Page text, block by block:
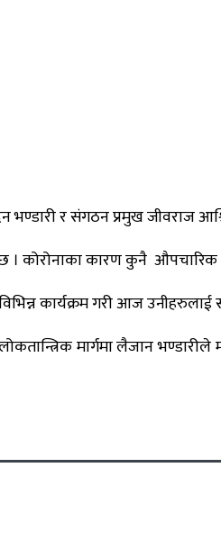
र संगठन प्रमुख जीवराज
कोरोनाका कारण कुनै औपचारिक
कार्यक्रम गरी आज उनीहरुलाई
मार्गमा लैजान